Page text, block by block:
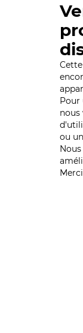
Pour
nous
ou